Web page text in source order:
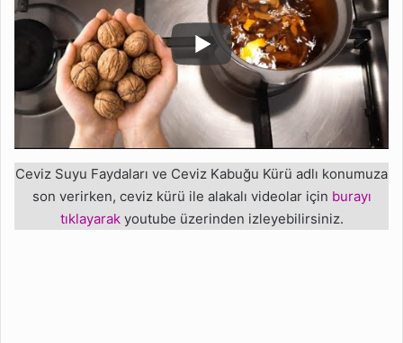
Ceviz Suyu Faydaları ve Ceviz Kabuğu Kürü adlı konumuza
son verirken, ceviz kürü ile alakalı videolar için burayı
tıklayarakyoutube üzerinden izleyebilirsiniz.